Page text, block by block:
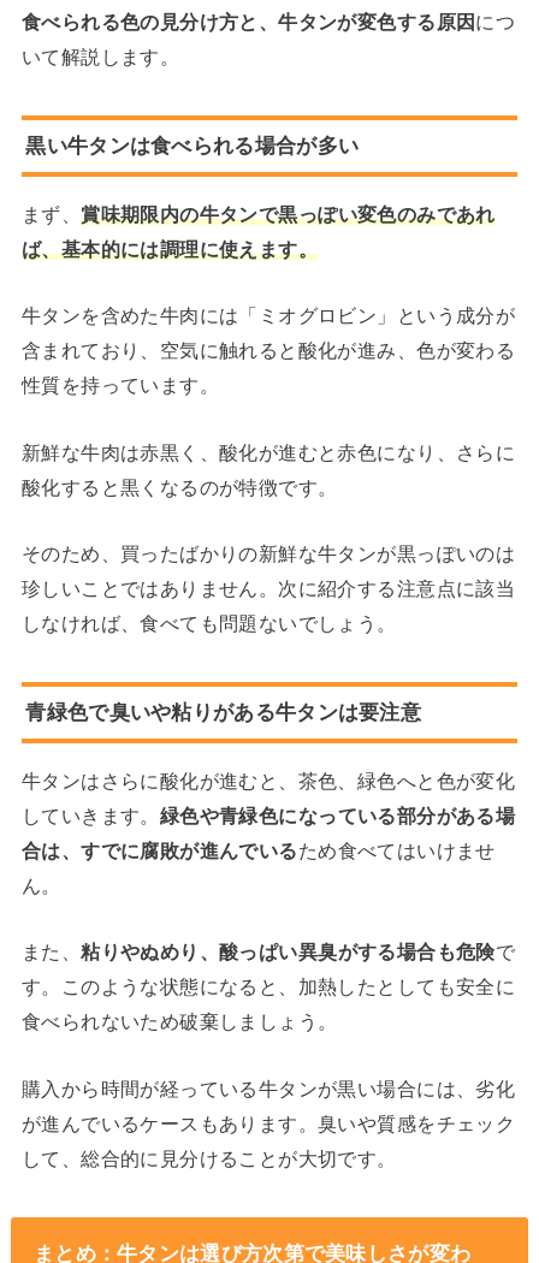
食べられる色の見分け方と、牛タンが変色する原因 につ
いて解説します。
黒い牛タンは食べられる場合が多い
まず、賞味期限内の牛タンで黒っぽい変色のみであれ
ば、基本的には調理に使えます。
牛タンを含めた牛肉には「ミオグロビン」という成分が
含まれており、空気に触れると酸化が進み、色が変わる
性質を持っています。
新鮮な牛肉は赤黒く、酸化が進むと赤色になり、さらに
酸化すると黒くなるのが特徴です。
そのため、買ったばかりの新鮮な牛タンが黒っぽいのは
珍しいことではありません。次に紹介する注意点に該当
しなければ、食べても問題ないでしょう。
青緑色で臭いや粘りがある牛タンは要注意
牛タンはさらに酸化が進むと、茶色、緑色へと色が変化
していきます。 緑色や青緑色になっている部分がある場
合は、すでに腐敗が進んでいるため食べてはいけませ
ん。
また、粘りやぬめり、酸っぱい異臭がする場合も危険で
す。このような状態になると、加熱したとしても安全に
食べられないため破棄しましょう。
購入から時間が経っている牛タンが黒い場合には、劣化
が進んでいるケースもあります。臭いや質感をチェック
して、総合的に見分けることが大切です。
まとめ：牛タンは選び方次第で美味しさが変わ